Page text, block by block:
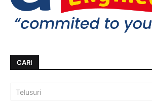
CARI